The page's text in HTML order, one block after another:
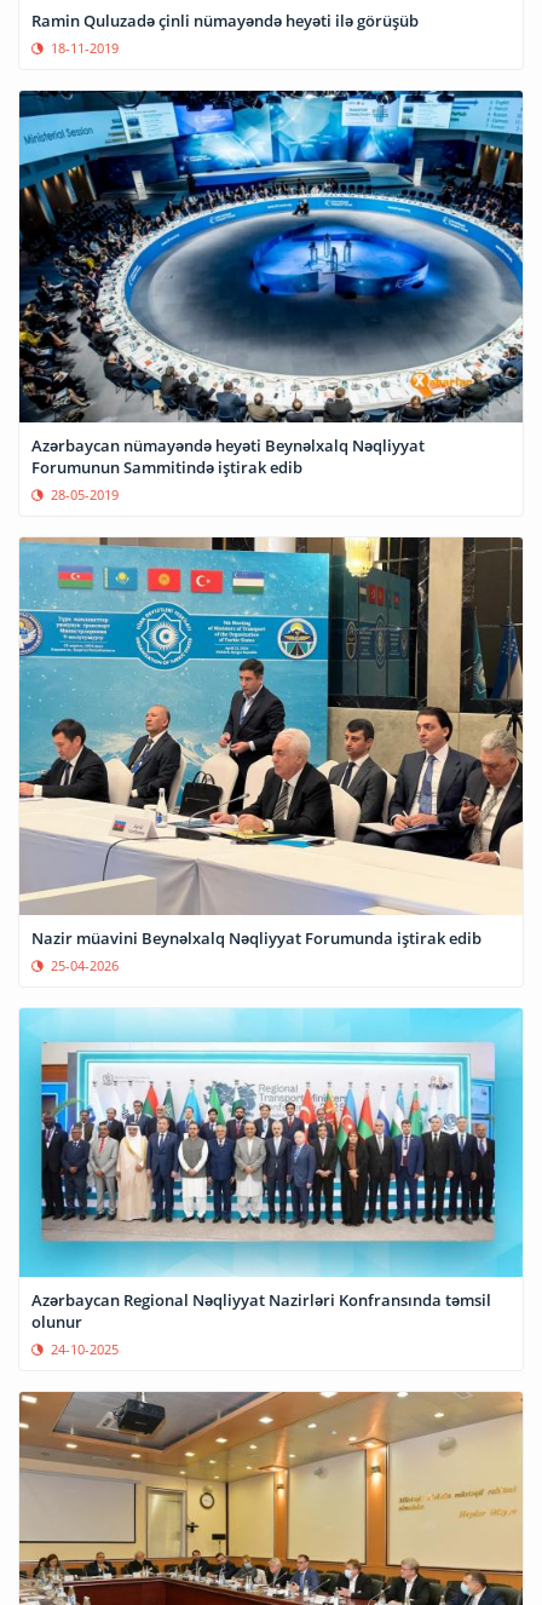
Ramin Quluzadə çinli nümayəndə heyəti ilə görüşüb
18-11-2019
Azərbaycan nümayəndə heyəti Beynəlxalq Nəqliyyat
Forumunun Sammitində iştirak edib
28-05-2019
Nazir müavini Beynəlxalq Nəqliyyat Forumunda iştirak edib
25-04-2026
Azərbaycan Regional Nəqliyyat Nazirləri Konfransında təmsil
olunur
24-10-2025